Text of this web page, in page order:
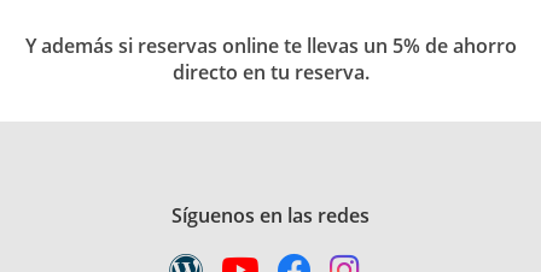
Y además si reservas online te llevas un 5% de ahorro
directo en tu reserva.
Síguenos en las redes